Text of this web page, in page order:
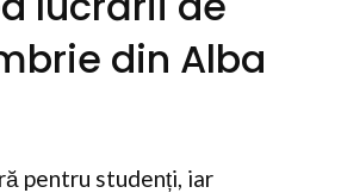
din Alba
pentru studenți, iar